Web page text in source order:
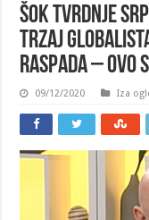
Šok tvrdnje
trzaj
raspada – OVO
09/12/2020 Iza